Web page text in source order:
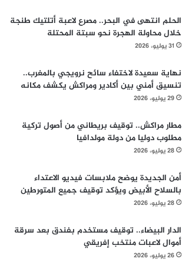
الحلم انتهى في البحر.. مصرع لاعبة أتلتيك طنجة
خلال محاولة الهجرة نحو سبتة المحتلة
31 يوليو، 2026
نهاية سعيدة لاختفاء سائح نرويجي بالمغرب..
تنسيق أمني بين أكادير ومراكش يكشف مكانه
29 يوليو، 2026
مطار مراكش.. توقيف بريطاني من أصول تركية
مطلوب دوليا من دولة مولدافيا
28 يوليو، 2026
أمن الجديدة يوضح ملابسات فيديو الاعتداء
بالسلاح الأبيض ويؤكد توقيف جميع المتورطين
28 يوليو، 2026
الدار البيضاء.. توقيف مستخدم بفندق بعد سرقة
أموال لاعبات منتخب إفريقي
26 يوليو، 2026